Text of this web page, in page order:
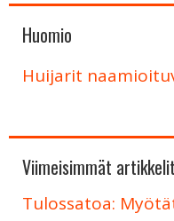
Huomio
Huijarit
Viimeisimmät artikkelit
Tulossatoa: